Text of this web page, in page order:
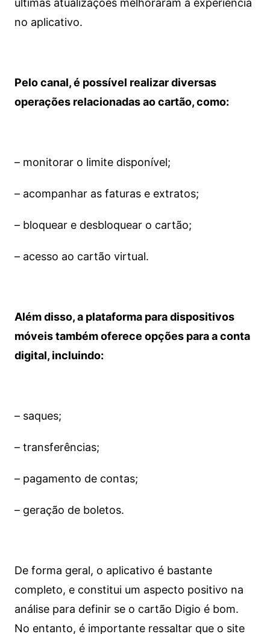
últimas atualizações melhoraram a experiência
no aplicativo.
Pelo canal, é possível realizar diversas
operações relacionadas ao cartão, como:
– monitorar o limite disponível;
– acompanhar as faturas e extratos;
– bloquear e desbloquear o cartão;
– acesso ao cartão virtual.
Além disso, a plataforma para dispositivos
móveis também oferece opções para a conta
digital, incluindo:
– saques;
– transferências;
– pagamento de contas;
– geração de boletos.
De forma geral, o aplicativo é bastante
completo, e constitui um aspecto positivo na
análise para definir se o cartão Digio é bom.
No entanto, é importante ressaltar que o site